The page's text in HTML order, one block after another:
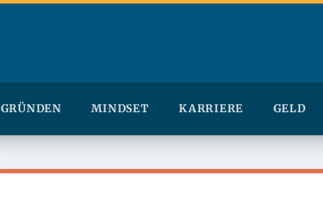
GRÜNDEN MINDSET KARRIERE GELD